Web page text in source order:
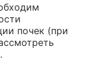
почек (при